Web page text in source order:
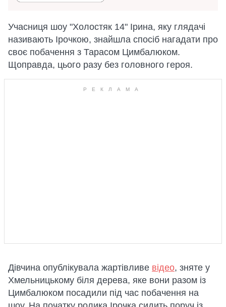
Учасниця шоу "Холостяк 14" Ірина, яку глядачі
називають Ірочкою, знайшла спосіб нагадати про
своє побачення з Тарасом Цимбалюком.
Щоправда, цього разу без головного героя.
Дівчина опублікувала жартівливе відео, зняте у
Хмельницькому біля дерева, яке вони разом із
Цимбалюком посадили під час побачення на